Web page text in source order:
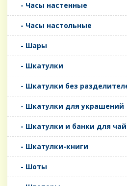
- Часы настенные
- Часы настольные
- Шары
- Шкатулки
- Шкатулки без
- Шкатулки для украшений
- Шкатулки и банки для
- Шкатулки-книги
- Шоты